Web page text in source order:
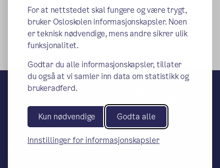
For at nettstedet skal fungere og være trygt,
bruker Osloskolen informasjonskapsler. Noen
er teknisk nødvendige, mens andre sikrer ulik
funksjonalitet.
Godtar du alle informasjonskapsler, tillater
du også at vi samler inn data om statistikk og
brukeradferd.
Kun nødvendige Godta alle
Innstillinger for informasjonskapsler
Publisert: 11.09.2024 Endret: 09.04.2026
Oslo Voksenopplæring
Servicesenter
– en del av Osloskolen